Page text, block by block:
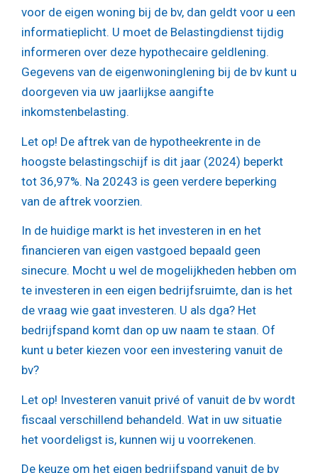
voor de eigen woning bij de bv, dan geldt voor u een
informatieplicht. U moet de Belastingdienst tijdig
informeren over deze hypothecaire geldlening.
Gegevens van de eigenwoninglening bij de bv kunt u
doorgeven via uw jaarlijkse aangifte
inkomstenbelasting.
Let op! De aftrek van de hypotheekrente in de
hoogste belastingschijf is dit jaar (2024) beperkt
tot 36,97%. Na 20243 is geen verdere beperking
van de aftrek voorzien.
In de huidige markt is het investeren in en het
financieren van eigen vastgoed bepaald geen
sinecure. Mocht u wel de mogelijkheden hebben om
te investeren in een eigen bedrijfsruimte, dan is het
de vraag wie gaat investeren. U als dga? Het
bedrijfspand komt dan op uw naam te staan. Of
kunt u beter kiezen voor een investering vanuit de
bv?
Let op! Investeren vanuit privé of vanuit de bv wordt
fiscaal verschillend behandeld. Wat in uw situatie
het voordeligst is, kunnen wij u voorrekenen.
De keuze om het eigen bedrijfspand vanuit de bv